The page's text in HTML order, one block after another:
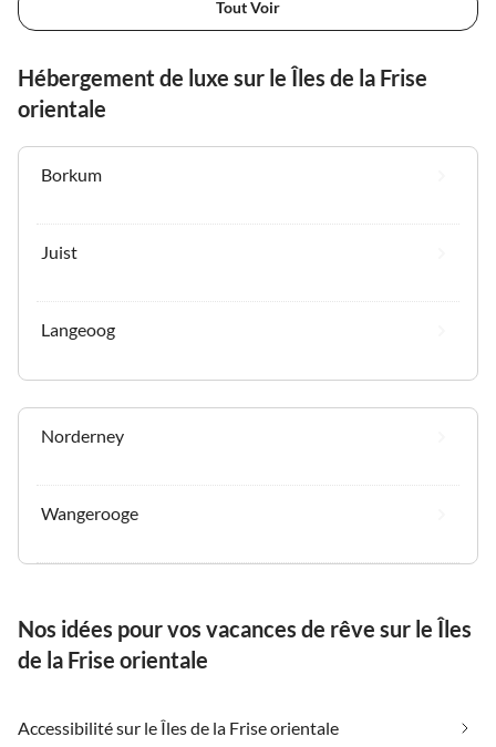
Tout Voir
Hébergement de luxe sur le Îles de la Frise
orientale
Borkum
Juist
Langeoog
Norderney
Wangerooge
Nos idées pour vos vacances de rêve sur le Îles
de la Frise orientale
Accessibilité sur le Îles de la Frise orientale